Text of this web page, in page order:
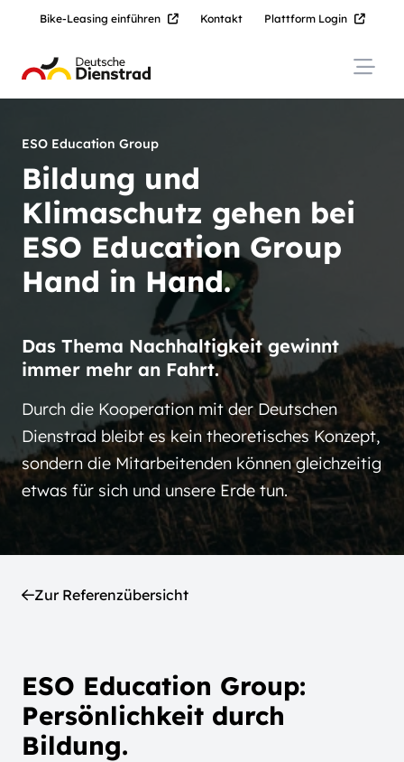
Bike-Leasing einführen Kontakt Plattform Login
ESO Education Group
Bildung und
Klimaschutz gehen bei
ESO Education Group
Hand in Hand.
Das Thema Nachhaltigkeit gewinnt
immer mehr an Fahrt.
Durch die Kooperation mit der Deutschen
Dienstrad bleibt es kein theoretisches Konzept,
sondern die Mitarbeitenden können gleichzeitig
etwas für sich und unsere Erde tun.
Zur Referenzübersicht
ESO Education Group:
Persönlichkeit durch
Bildung.